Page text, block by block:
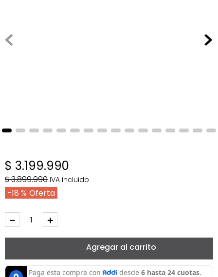
$ 3.199.990
$3.899.990 IVA incluido
18 %
＋
－
Agregar al carrito